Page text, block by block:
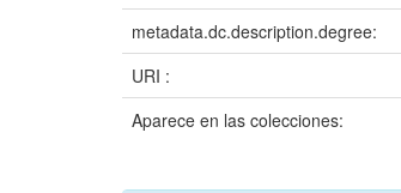
metadata.dc.description.degree:
URI :
Aparece en las colecciones: